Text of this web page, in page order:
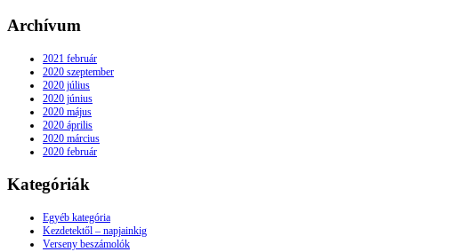
Archívum
2021 február
2020 szeptember
2020 július
2020 június
2020 május
2020 április
2020 március
2020 február
Kategóriák
Egyéb kategória
Kezdetektől – napjainkig
Verseny beszámolók